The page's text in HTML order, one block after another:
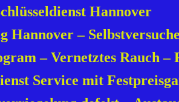
Hannover
Hannover –
– Vernetztes Rauch –
Service mit